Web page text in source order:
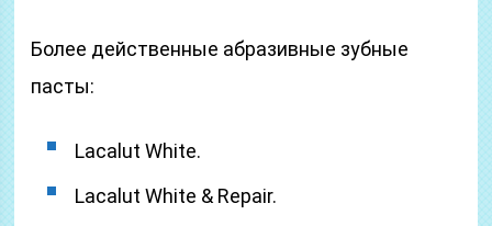
Более действенные абразивные зубные
пасты:
Lacalut White.
Lacalut White & Repair.